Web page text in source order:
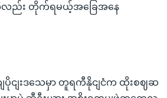
ည်း တိုက်ရမယ့်အခြေအနေ
ပိုငျးဒသေမှာ တူရကီနိုငျငံက ထိုးစဈဆ